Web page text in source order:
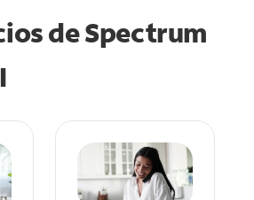
de Spectrum